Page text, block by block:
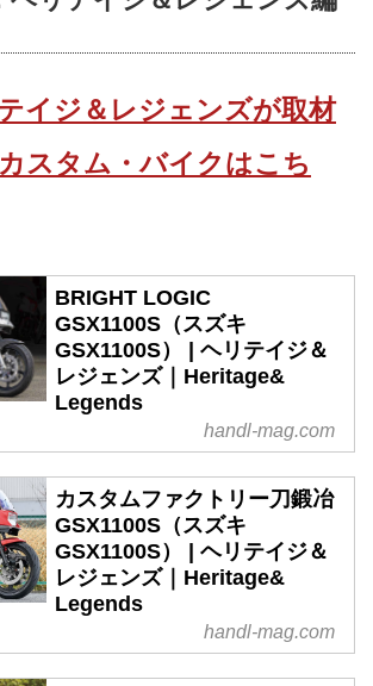
ジ＆レジェンズが取材
スタム・バイクはこち
BRIGHT LOGIC
GSX1100S（スズキ
GSX1100S） | ヘリテイジ＆
レジェンズ｜Heritage&
Legends
handl-mag.com
カスタムファクトリー刀鍛冶
GSX1100S（スズキ
GSX1100S） | ヘリテイジ＆
レジェンズ｜Heritage&
Legends
handl-mag.com